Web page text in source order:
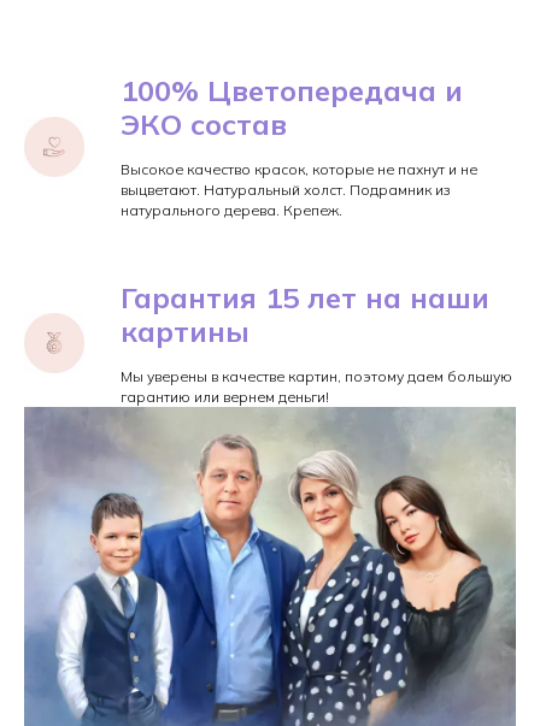
100% Цветопередача и
ЭКО состав
Высокое качество красок, которые не пахнут и не
выцветают. Натуральный холст. Подрамник из
натурального дерева. Крепеж.
Гарантия 15 лет на наши
картины
Мы уверены в качестве картин, поэтому даем большую
гарантию или вернем деньги!